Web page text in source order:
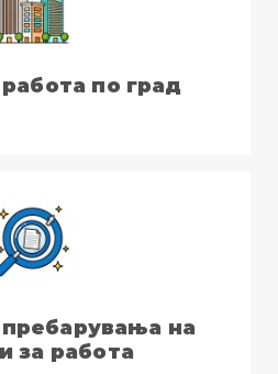
по град
на
за работа